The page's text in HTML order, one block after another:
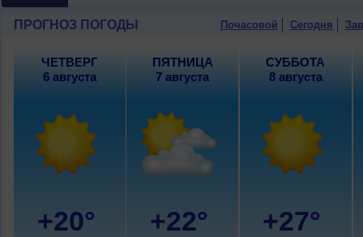
ПРОГНОЗ ПОГОДЫ Почасовой Сегодня
ЧЕТВЕРГ
6 августа
+20°
ПЯТНИЦА
7 августа
+22°
СУББОТА
8 августа
+27°